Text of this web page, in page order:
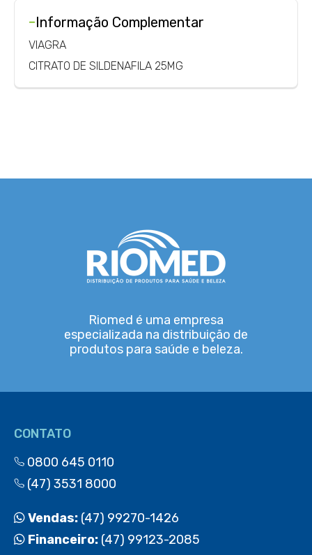
-Informação Complementar
VIAGRA
CITRATO DE SILDENAFILA 25MG
Riomed é uma empresa
especializada na distribuição de
produtos para saúde e beleza.
CONTATO
0800 645 0110
(47) 3531 8000
Vendas: (47) 99270-1426
Financeiro: (47) 99123-2085